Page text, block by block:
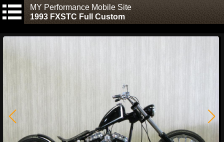
MY Performance Mobile Site
1993 FXSTC Full Custom